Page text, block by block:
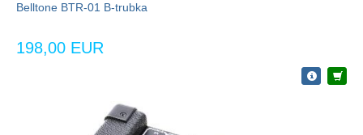
Belltone BTR-01 B-trubka
198,00 EUR